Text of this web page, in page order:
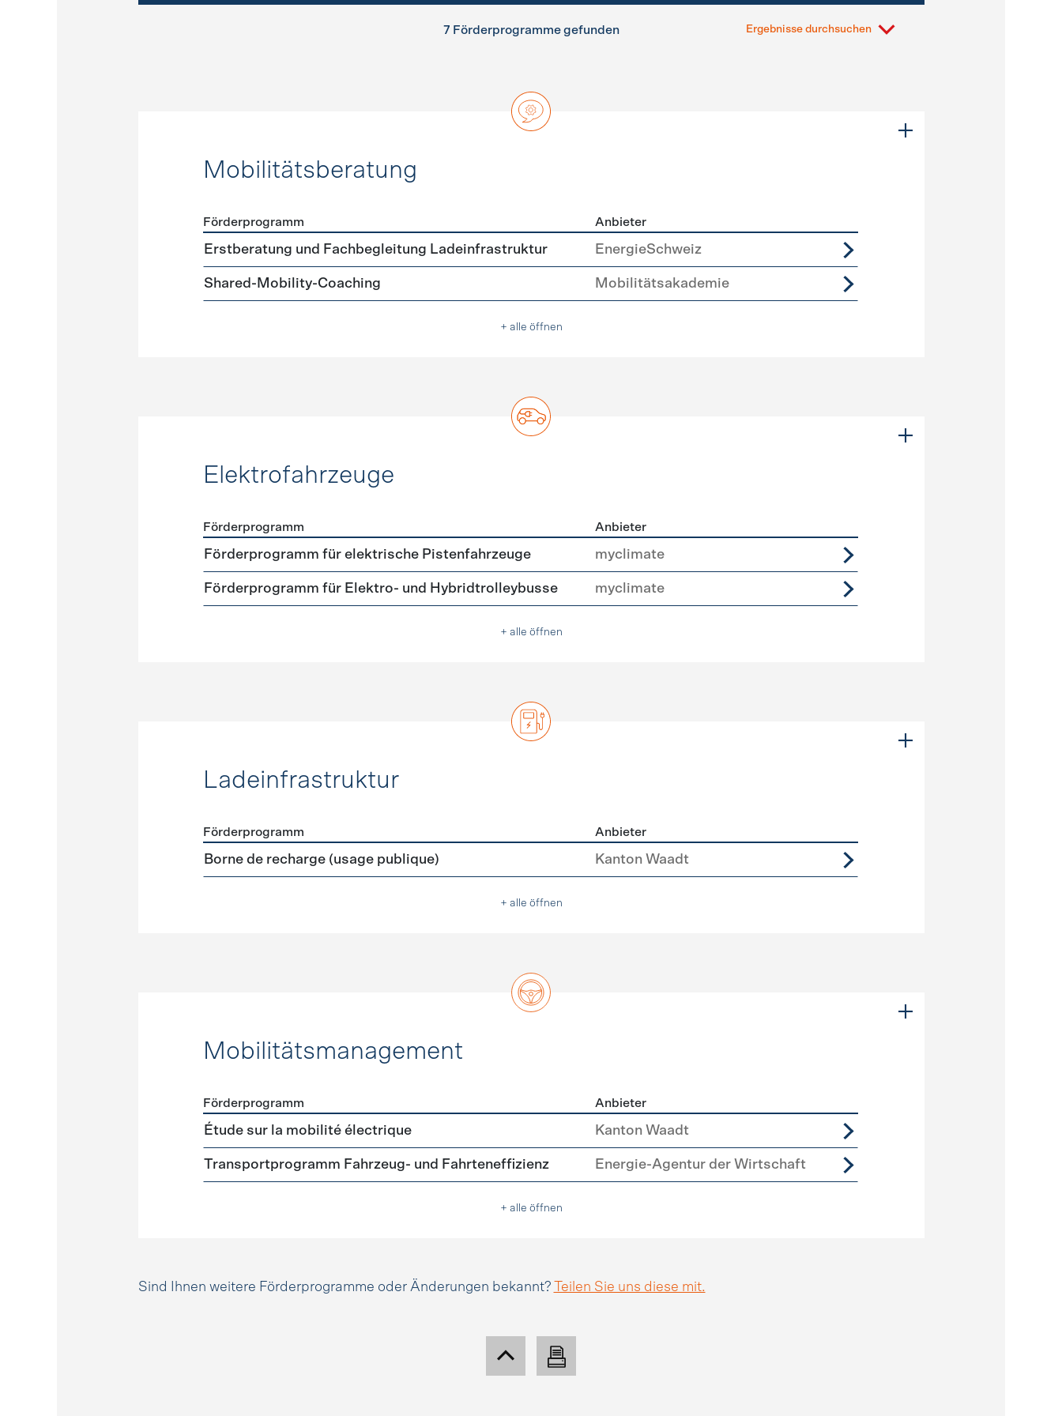
7 Förderprogramme gefunden Ergebnisse durchsuchen
Mobilitätsberatung
Förderprogramme Mobilitätsberatung
Förderprogramm Anbieter
Erstberatung und Fachbegleitung Ladeinfrastruktur EnergieSchweiz
Shared-Mobility-Coaching Mobilitätsakademie
+ alle öffnen
Elektrofahrzeuge
Förderprogramme Elektrofahrzeuge
Förderprogramm Anbieter
Förderprogramm für elektrische Pistenfahrzeuge myclimate
Förderprogramm für Elektro- und Hybridtrolleybusse myclimate
+ alle öffnen
Ladeinfrastruktur
Förderprogramme Ladeinfrastruktur
Förderprogramm Anbieter
Borne de recharge (usage publique) Kanton Waadt
+ alle öffnen
Mobilitätsmanagement
Förderprogramme Mobilitätsmanagement
Förderprogramm Anbieter
Étude sur la mobilité électrique Kanton Waadt
Transportprogramm Fahrzeug- und Fahrteneffizienz Energie-Agentur der Wirtschaft
+ alle öffnen
Sind Ihnen weitere Förderprogramme oder Änderungen bekannt? Teilen Sie uns diese mit.